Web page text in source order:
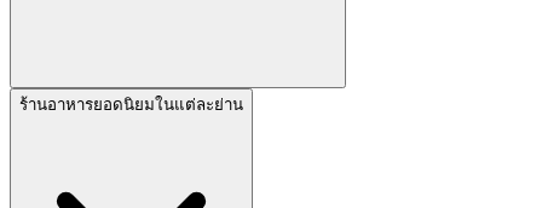
ร้านอาหารยอดนิยมในแต่ละย่าน